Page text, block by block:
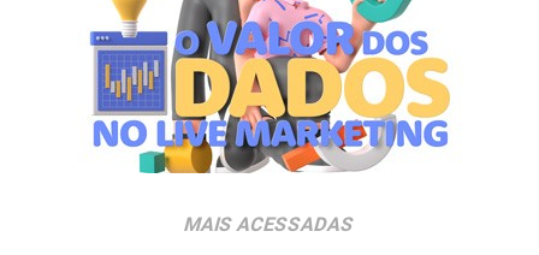
torna essa nova etapa ainda mais significativa”, ressalta
Luana Nardez.
Para o diretor da área, a movimentação reforça a
competitividade da empresa no setor. “A Luana reúne
uma sólida experiência em marketing, inovação e gestão
MAIS ACESSADAS